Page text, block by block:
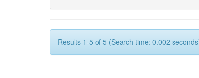
Results 1-5 of 5 (Search time: 0.002